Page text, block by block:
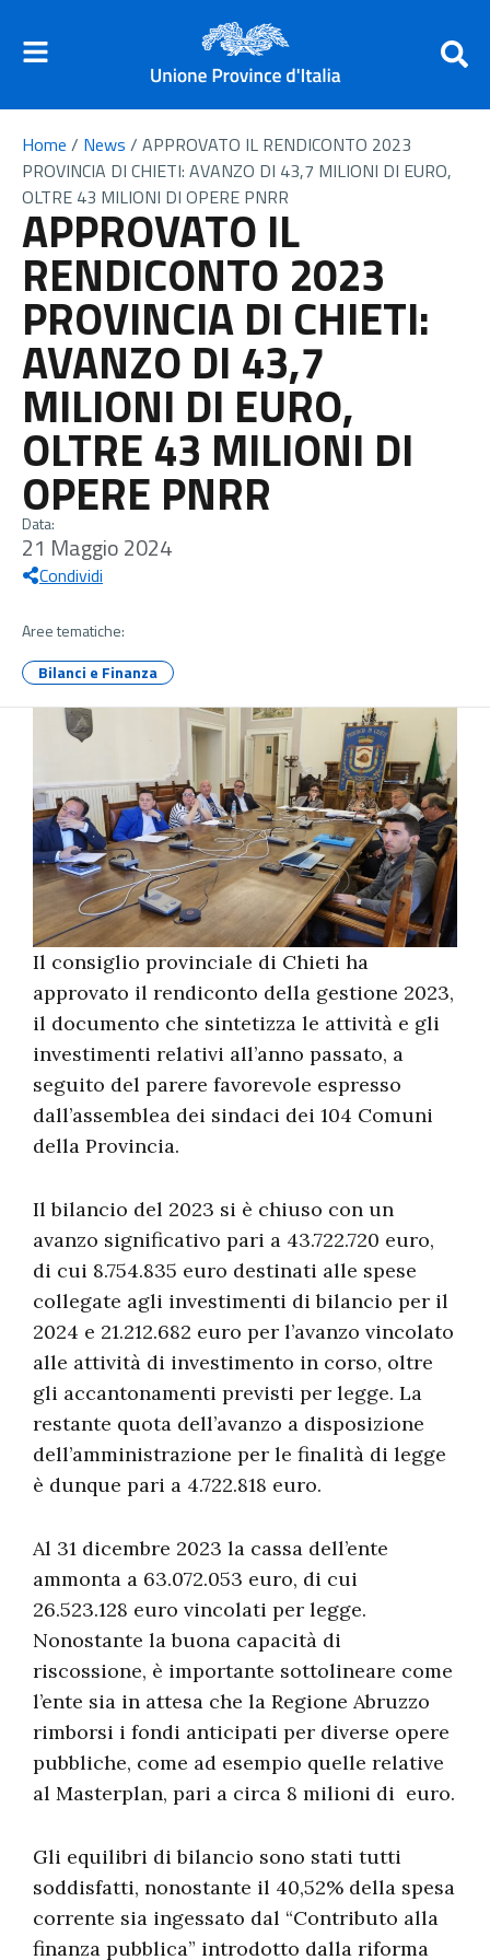
Home / News / APPROVATO IL RENDICONTO 2023
PROVINCIA DI CHIETI: AVANZO DI 43,7 MILIONI DI EURO,
OLTRE 43 MILIONI DI OPERE PNRR
APPROVATO IL
RENDICONTO 2023
PROVINCIA DI CHIETI:
AVANZO DI 43,7
MILIONI DI EURO,
OLTRE 43 MILIONI DI
OPERE PNRR
Data:
21 Maggio 2024
Condividi
Aree tematiche:
Bilanci e Finanza
Il consiglio provinciale di Chieti ha
approvato il rendiconto della gestione 2023,
il documento che sintetizza le attività e gli
investimenti relativi all’anno passato, a
seguito del parere favorevole espresso
dall’assemblea dei sindaci dei 104 Comuni
della Provincia.
Il bilancio del 2023 si è chiuso con un
avanzo significativo pari a 43.722.720 euro,
di cui 8.754.835 euro destinati alle spese
collegate agli investimenti di bilancio per il
2024 e 21.212.682 euro per l’avanzo vincolato
alle attività di investimento in corso, oltre
gli accantonamenti previsti per legge. La
restante quota dell’avanzo a disposizione
dell’amministrazione per le finalità di legge
è dunque pari a 4.722.818 euro.
Al 31 dicembre 2023 la cassa dell’ente
ammonta a 63.072.053 euro, di cui
26.523.128 euro vincolati per legge.
Nonostante la buona capacità di
riscossione, è importante sottolineare come
l’ente sia in attesa che la Regione Abruzzo
rimborsi i fondi anticipati per diverse opere
pubbliche, come ad esempio quelle relative
al Masterplan, pari a circa 8 milioni di euro.
Gli equilibri di bilancio sono stati tutti
soddisfatti, nonostante il 40,52% della spesa
corrente sia ingessato dal “Contributo alla
finanza pubblica” introdotto dalla riforma